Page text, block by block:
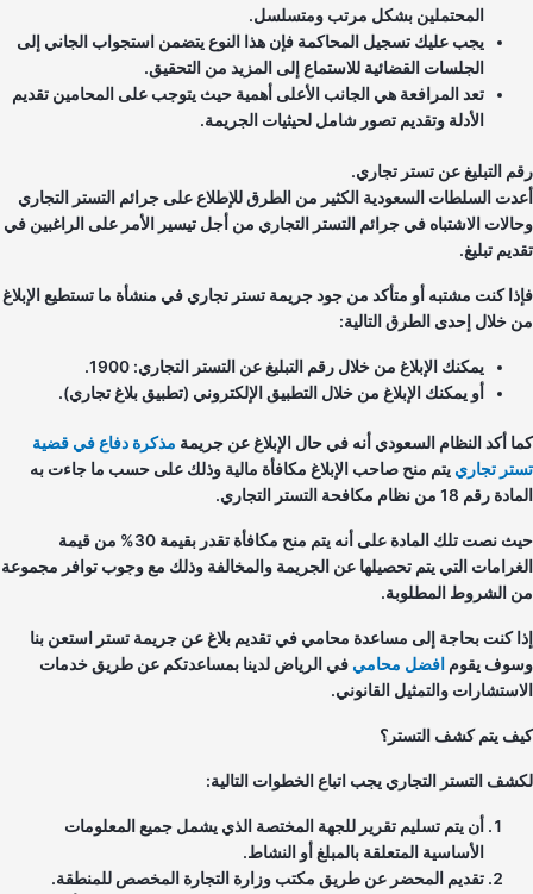
المحتملين بشكل مرتب ومتسلسل.
يجب عليك تسجيل المحاكمة فإن هذا النوع يتضمن استجواب الجاني إلى
الجلسات القضائية للاستماع إلى المزيد من التحقيق.
تعد المرافعة هي الجانب الأعلى أهمية حيث يتوجب على المحامين تقديم
الأدلة وتقديم تصور شامل لحيثيات الجريمة.
التبليغ عن تستر تجاري.
السلطات السعودية الكثير من الطرق للإطلاع على جرائم التستر التجاري
الاشتباه في جرائم التستر التجاري من أجل تيسير الأمر على الراغبين في
تبليغ.
كنت مشتبه أو متأكد من جود جريمة تستر تجاري في منشأة ما تستطيع الإبلاغ
خلال إحدى الطرق التالية:
يمكنك الإبلاغ من خلال رقم التبليغ عن التستر التجاري: 1900.
أو يمكنك الإبلاغ من خلال التطبيق الإلكتروني (تطبيق بلاغ تجاري).
أكد النظام السعودي أنه في حال الإبلاغ عن جريمةمذكرة دفاع في قضية
تجاري يتم منح صاحب الإبلاغ مكافأة مالية وذلك على حسب ما جاءت به
18 من نظام مكافحة التستر التجاري.
حيث نصت تلك المادة على أنه يتم منح مكافأة تقدر بقيمة 30% من قيمة
التي يتم تحصيلها عن الجريمة والمخالفة وذلك مع وجوب توافر مجموعة
الشروط المطلوبة.
كنت بحاجة إلى مساعدة محامي في تقديم بلاغ عن جريمة تستر استعن بنا
يقومافضل محاميفي الرياض لدينا بمساعدتكم عن طريق خدمات
والتمثيل القانوني.
يتم كشف التستر؟
التستر التجاري يجب اتباع الخطوات التالية:
أن يتم تسليم تقرير للجهة المختصة الذي يشمل جميع المعلومات
الأساسية المتعلقة بالمبلغ أو النشاط.
تقديم المحضر عن طريق مكتب وزارة التجارة المخصص للمنطقة.